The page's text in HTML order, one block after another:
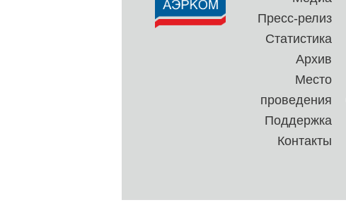
Пресс-релиз
Статистика
Архив
Место
проведения
Поддержка
Контакты